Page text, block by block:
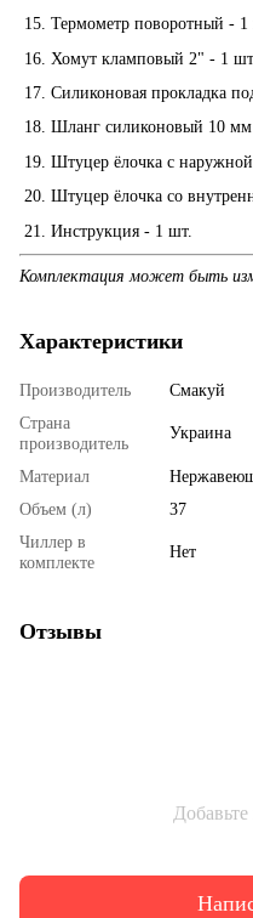
Термометр поворотный -
Хомут кламповый 2" - 1
Силиконовая прокладка
Шланг силиконовый 10
Штуцер ёлочка с
Штуцер ёлочка со
Инструкция - 1 шт.
Комплектация может быть
Характеристики
Производитель
Смакуй
Страна
производитель
Украина
Материал
Объем (л)
37
Чиллер в
комплекте
Нет
Отзывы